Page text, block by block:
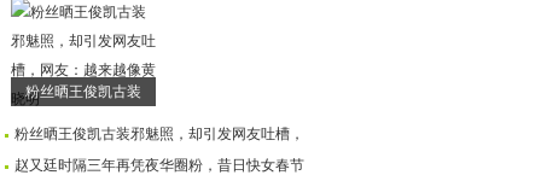
粉丝晒王俊凯古装
粉丝晒王俊凯古装邪魅照，却引发网友吐槽，
赵又廷时隔三年再凭夜华圈粉，昔日快女春节